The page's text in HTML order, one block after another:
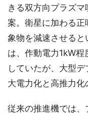
きる双方向プラズ
案。衛星に加わる
象物を減速させる
は、作動電力1kW
していたが、大型デ
大電力化と高推力化
従来の推進機では